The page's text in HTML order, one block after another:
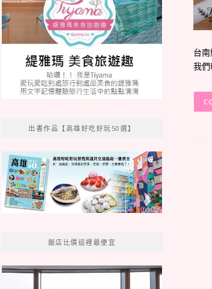
台
我
出書作品【高雄好吃好玩50選】
飯店比價這裡最便宜